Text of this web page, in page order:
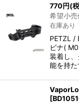
770円(
希望小売
在庫あり
PETZL /
ビナ(
装着し
能を持
[